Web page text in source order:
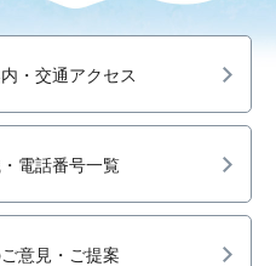
・交通アクセス
電話番号一覧
意見・ご提案